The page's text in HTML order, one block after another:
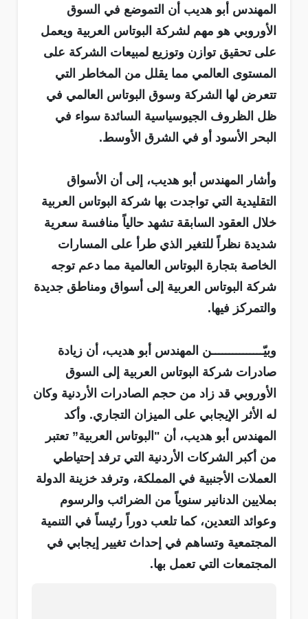
المهندس أبو هديب أن التموضع في السوق
الأوروبي هو مهم لشركة البوتاس العربية ويعمل
على تحقيق توازن وتوزيع لمبيعات الشركة على
المستوى العالمي مما يقلل من المخاطر التي
تتعرض لها الشركة وسوق البوتاس العالمي في
ظل الظروف الجيوسياسية السائدة سواء في
البحر الأسود أو في الشرق الأوسط.
وأشار المهندس أبو هديب، إلى أن الأسواق
التقليدية التي تواجدت بها شركة البوتاس العربية
خلال العقود السابقة تشهد حالياً منافسة سعرية
شديدة نظراً للتغير الذي طرأ على المسارات
الخاصة بتجارة البوتاس العالمية مما دعم توجه
شركة البوتاس العربية إلى أسواق ومناطق جديدة
والتمركز فيها.
وبيّـــــــــــــــن المهندس أبو هديب، أن زيادة
صادرات شركة البوتاس العربية إلى السوق
الأوروبي قد زاد من حجم الصادرات الأردنية وكان
له الأثر الإيجابي على الميزان التجاري. وأكد
المهندس أبو هديب، أن "البوتاس العربية” تعتبر
من أكبر الشركات الأردنية التي ترفد إحتياطي
العملات الأجنبية في المملكة، وترفد خزينة الدولة
بملايين الدنانير سنوياً من الضرائب والرسوم
وعوائد التعدين، كما تلعب دوراً رئيساً في التنمية
المجتمعية وتساهم في إحداث تغيير إيجابي في
المجتمعات التي تعمل بها.